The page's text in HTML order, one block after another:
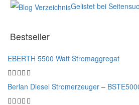
Gelistet bei
Bestseller
EBERTH 5500 Watt Stromaggregat
Berlan Diesel Stromerzeuger –